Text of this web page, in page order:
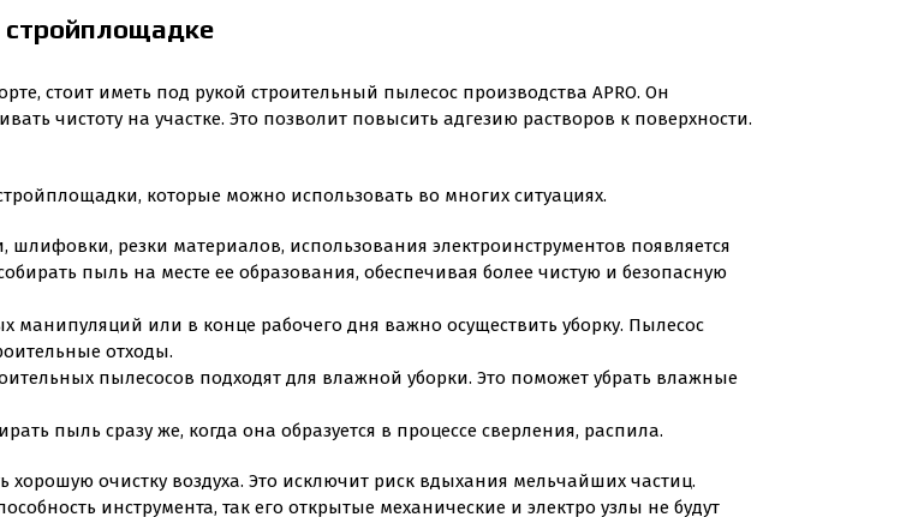
стройплощадке
стоит иметь под рукой строительный пылесос производства APRO. Он
чистоту на участке. Это позволит повысить адгезию растворов к поверхности.
которые можно использовать во многих ситуациях.
шлифовки, резки материалов, использования электроинструментов появляется
пыль на месте ее образования, обеспечивая более чистую и безопасную
манипуляций или в конце рабочего дня важно осуществить уборку. Пылесос
отходы.
пылесосов подходят для влажной уборки. Это поможет убрать влажные
пыль сразу же, когда она образуется в процессе сверления, распила.
очистку воздуха. Это исключит риск вдыхания мельчайших частиц.
инструмента, так его открытые механические и электро узлы не будут